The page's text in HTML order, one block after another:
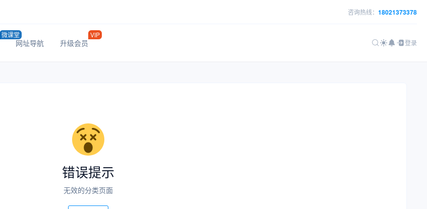
咨询热线： 18021373378
微课堂
网址导航 升级会员
VIP
登录
错误提示
无效的分类页面